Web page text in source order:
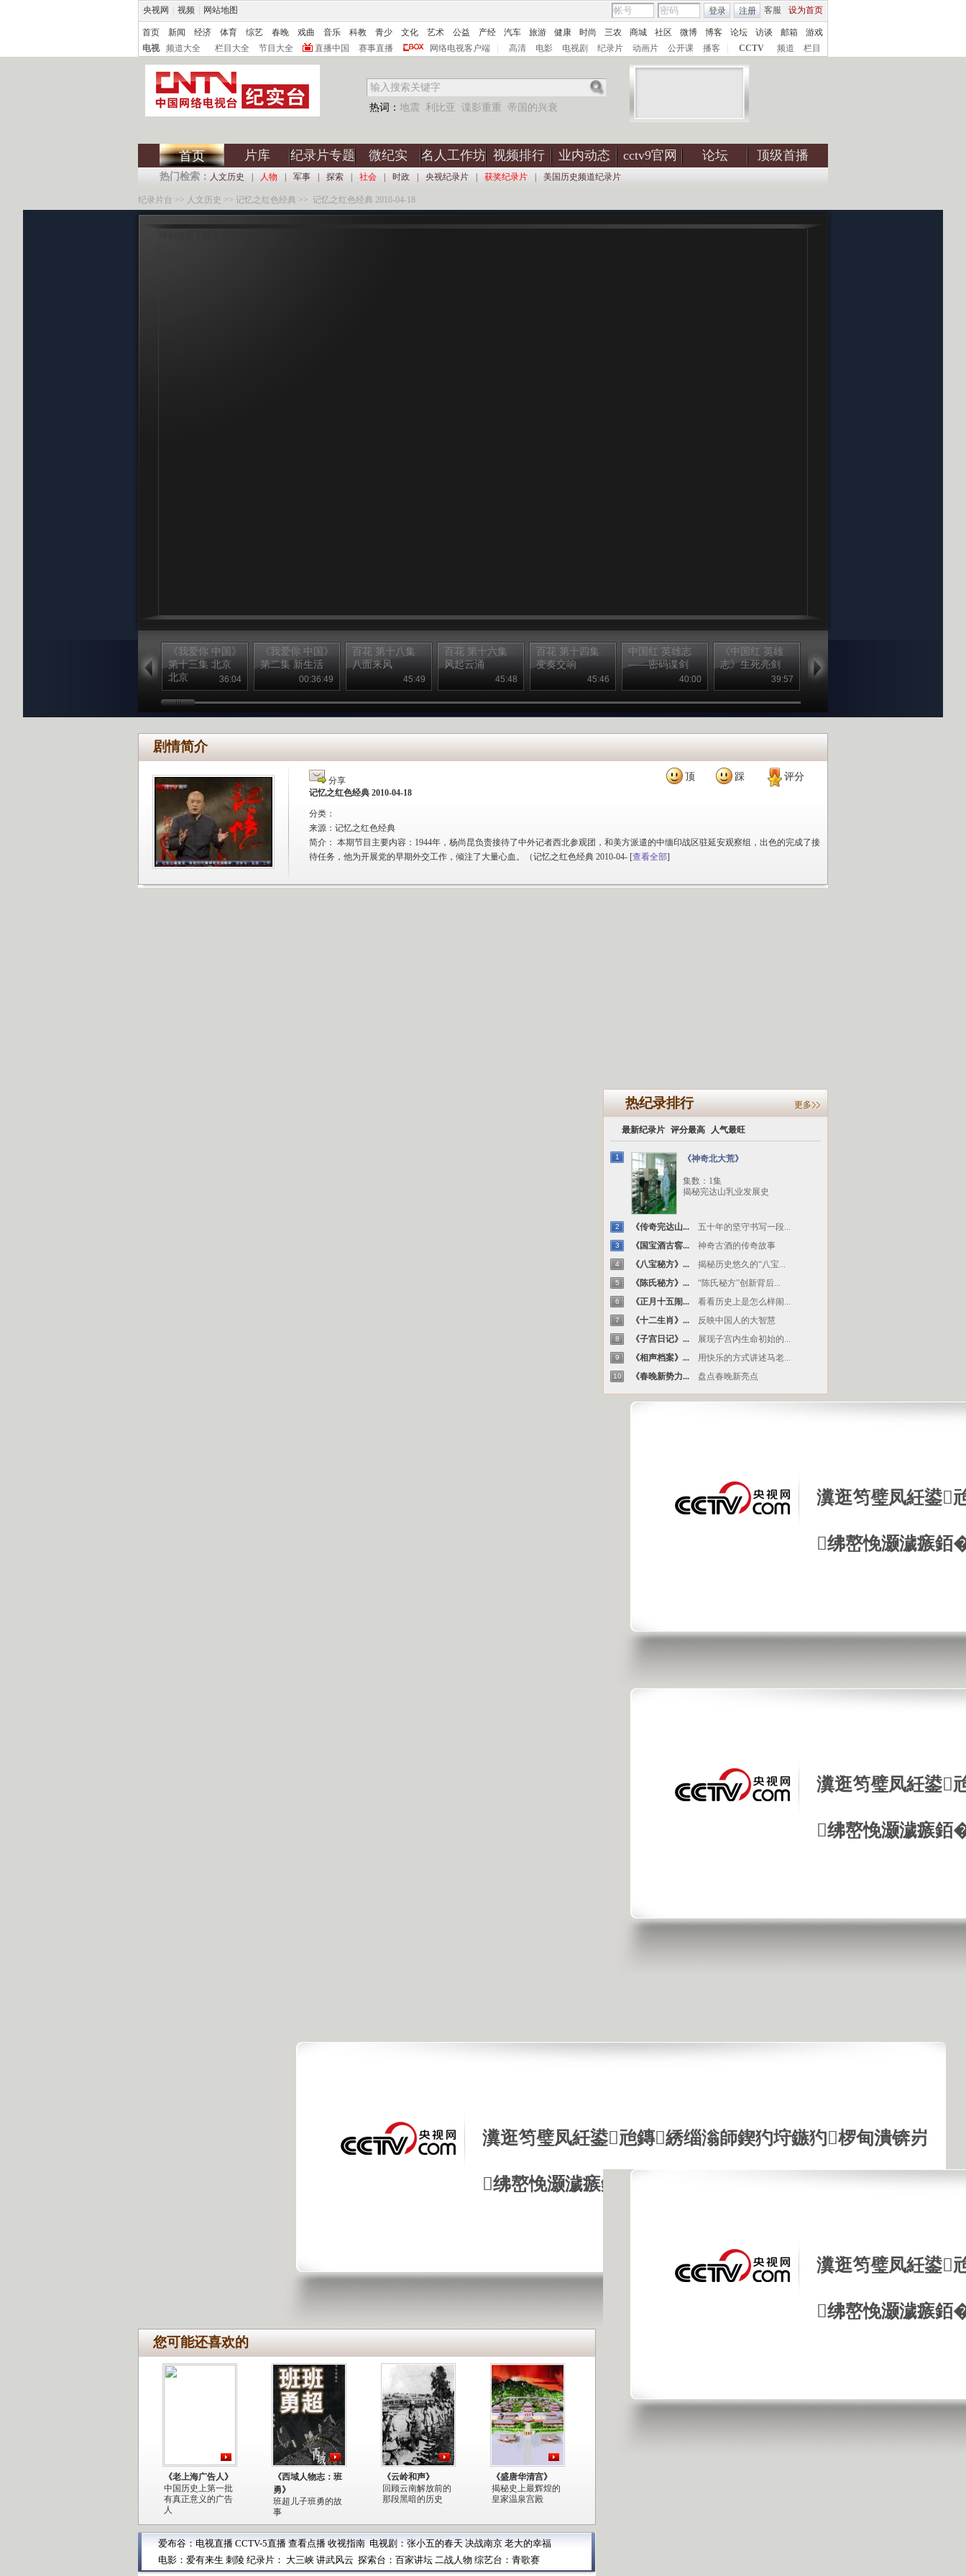
央视网 视频 网站地图 客服 设为首页
登录 注册
首页 新闻 经济 体育 综艺 春晚 戏曲 音乐 科教 青少 文化 艺术 公益 产经 汽车 旅游 健康 时尚 三农 商城 社区 微博 博客 论坛 访谈 邮箱
游戏
电视
频道大全 栏目大全 节目大全 直播中国 赛事直播 网络电视客户端 高清 电影 电视剧 纪录片 动画片 公开课 播客 CCTV 频道 栏目
热词： 地震 利比亚 谍影重重 帝国的兴衰
首页 片库 纪录片专题 微纪实 名人工作坊 视频排行 业内动态 cctv9官网 论坛 顶级首播
热门检索： 人文历史 人物 军事 探索 社会 时政 央视纪录片 获奖纪录片 美国历史频道纪录片
纪录片台 >> 人文历史 >> 记忆之红色经典 >> 记忆之红色经典 2010-04-18
《我爱你 中国》
第十三集 北京
北京
36:04
《我爱你 中国》
第二集 新生活
00:36:49
百花 第十八集
八面来风
45:49
百花 第十六集
风起云涌
45:48
百花 第十四集
变奏交响
45:46
中国红 英雄志
——密码谍剑
40:00
《中国红 英雄
志》生死亮剑
39:57
——枪神》
剧情简介
顶 踩 评分
分享
记忆之红色经典 2010-04-18
分类：
来源： 记忆之红色经典
简介： 本期节目主要内容：1944年，杨尚昆负责接待了中外记者西北参观团，和美方派遣的中缅印战区驻延安观察组，出色的完成了接
待任务，他为开展党的早期外交工作，倾注了大量心血。（记忆之红色经典 2010-04- [查看全部]
瀵逛笉璧凤紝鍙兘鏄綉缁滃師鍥犳垨鏃犳椤甸潰锛岃
绋嶅悗灏濊瘯銆�
您可能还喜欢的
《老上海广告人》
中国历史上第一批
有真正意义的广告
人
《西域人物志：班
勇》
班超儿子班勇的故
事
《云岭和声》
回顾云南解放前的
那段黑暗的历史
《盛唐华清宫》
揭秘史上最辉煌的
皇家温泉宫殿
爱布谷： 电视直播 CCTV-5直播 查看点播 收视指南 电视剧： 张小五的春天 决战南京 老大的幸福
电影： 爱有来生 刺陵 纪录片： 大三峡 讲武风云 探索台： 百家讲坛 二战人物 综艺台： 青歌赛
热纪录排行 更多
最新纪录片 评分最高 人气最旺
1 《神奇北大荒》
集数：1集
揭秘完达山乳业发展史
2 《传奇完达山... 五十年的坚守书写一段...
3 《国宝酒古窖... 神奇古酒的传奇故事
4 《八宝秘方》... 揭秘历史悠久的“八宝...
5 《陈氏秘方》... “陈氏秘方”创新背后...
6 《正月十五闹... 看看历史上是怎么样闹...
7 《十二生肖》... 反映中国人的大智慧
8 《子宫日记》... 展现子宫内生命初始的...
9 《相声档案》... 用快乐的方式讲述马老...
10 《春晚新势力... 盘点春晚新亮点
瀵逛笉璧凤紝鍙
绋嶅悗灏濊瘯銆
瀵逛笉璧凤紝鍙
绋嶅悗灏濊瘯銆
瀵逛笉璧凤紝鍙
绋嶅悗灏濊瘯銆